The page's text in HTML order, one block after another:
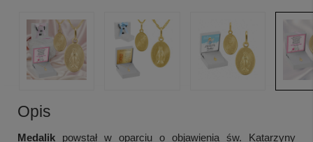
Opis
Medalik
powstał w oparciu o objawienia św. Katarzyny